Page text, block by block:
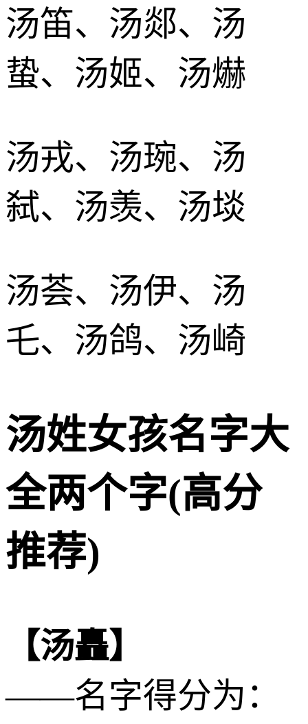
汤笛、汤郯、汤
蛰、汤姬、汤爀
汤戎、汤琬、汤
弑、汤羡、汤埮
汤荟、汤伊、汤
乇、汤鸽、汤崎
汤姓女孩名字大
全两个字(高分
推荐)
【汤矗】
——名字得分为：